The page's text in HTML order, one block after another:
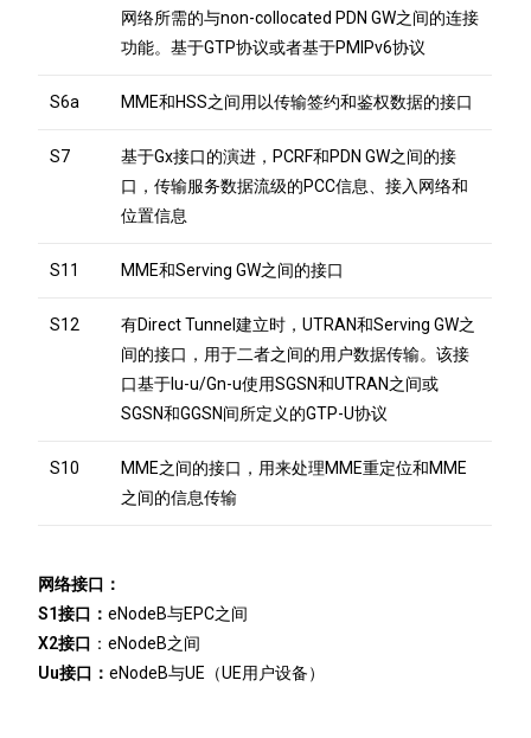
网络所需的与non-collocated PDN GW之间的连接
功能。基于GTP协议或者基于PMIPv6协议
S6a MME和HSS之间用以传输签约和鉴权数据的接口
S7
基于Gx接口的演进，PCRF和PDN GW之间的接
口，传输服务数据流级的PCC信息、接入网络和
位置信息
S11 MME和Serving GW之间的接口
S12
有Direct Tunnel建立时，UTRAN和Serving GW之
间的接口，用于二者之间的用户数据传输。该接
口基于Iu-u/Gn-u使用SGSN和UTRAN之间或
SGSN和GGSN间所定义的GTP-U协议
S10
MME之间的接口，用来处理MME重定位和MME
之间的信息传输
网络接口：
S1接口：eNodeB与EPC之间
X2接口 ：eNodeB之间
Uu接口：eNodeB与UE（UE用户设备）